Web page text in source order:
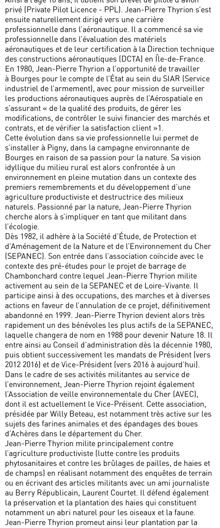
privé (Private Pilot Licence - PPL). Jean-Pierre Thyrion s’est
ensuite naturellement dirigé vers une carrière
professionnelle dans l’aéronautique. Il a commencé sa vie
professionnelle dans l’évaluation des matériels
aéronautiques et de leur certification à la Direction technique
des constructions aéronautiques (DCTA) en Île-de-France.
En 1980, Jean-Pierre Thyrion a l’opportunité de travailler
à Bourges pour le compte de l’État au sein du SIAR (Service
industriel de l’armement), avec pour mission de surveiller
les productions aéronautiques auprès de l’Aérospatiale en
s’assurant « de la qualité des produits, de gérer les
modifications, de contrôler le suivi financier des marchés et
contrats, et de vérifier la satisfaction client »1.
Cette évolution dans sa vie professionnelle lui permet de
s’installer à Pigny, dans la campagne environnante de
Bourges en raison de sa passion pour la nature. Sa vision
idyllique du milieu rural est alors confrontée à un
environnement en pleine mutation dans un contexte des
premiers remembrements et du développement d’une
agriculture productiviste et destructrice des milieux
naturels. Passionné par la nature, Jean-Pierre Thyrion
cherche alors à s’impliquer en tant que militant dans
l’écologie.
Dès 1982, il adhère à la Société d’Étude, de Protection et
d’Aménagement de la Nature et de l’Environnement du Cher
(SEPANEC). Son entrée dans l’association coïncide avec le
contexte des pré-études pour le projet de barrage de
Chambonchard contre lequel Jean-Pierre Thyrion milite
activement au sein de la SEPANEC et de Loire-Vivante. Il
participe ainsi à des occupations, des marches et à diverses
actions en faveur de l’annulation de ce projet, définitivement
abandonné en 1999. Jean-Pierre Thyrion devient alors très
rapidement un des bénévoles les plus actifs de la SEPANEC,
laquelle changera de nom en 1988 pour devenir Nature 18. Il
entre ainsi au Conseil d’administration dès la décennie 1980,
puis obtient successivement les mandats de Président (vers
2012 2016) et de Vice-Président (vers 2016 à aujourd’hui).
Dans le cadre de ses activités militantes au service de
l’environnement, Jean-Pierre Thyrion rejoint également
l’Association de veille environnementale du Cher (AVEC),
dont il est actuellement le Vice-Préisent. Cette association,
présidée par Willy Beteau, est notamment très active sur les
sujets des farines animales et des épandages des boues
d’Achères dans le département du Cher.
Jean-Pierre Thyrion milite principalement contre
l’agriculture productiviste (lutte contre les produits
phytosanitaires et contre les brûlages de pailles, de haies et
de champs) en réalisant notamment des enquêtes de terrain
ou en écrivant des articles militants avec un ami journaliste
au Berry Républicain, Laurent Courtet. Il défend également
la préservation et la plantation des haies qui constituent
notamment un abri naturel pour les oiseaux et la faune.
Jean-Pierre Thyrion promeut ainsi leur plantation par la